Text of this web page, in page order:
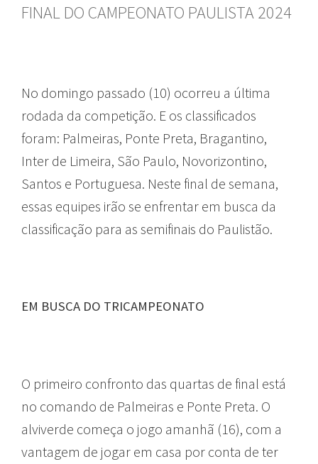
FINAL DO CAMPEONATO PAULISTA 2024
No domingo passado (10) ocorreu a última
rodada da competição. E os classificados
foram: Palmeiras, Ponte Preta, Bragantino,
Inter de Limeira, São Paulo, Novorizontino,
Santos e Portuguesa. Neste final de semana,
essas equipes irão se enfrentar em busca da
classificação para as semifinais do Paulistão.
EM BUSCA DO TRICAMPEONATO
O primeiro confronto das quartas de final está
no comando de Palmeiras e Ponte Preta. O
alviverde começa o jogo amanhã (16), com a
vantagem de jogar em casa por conta de ter